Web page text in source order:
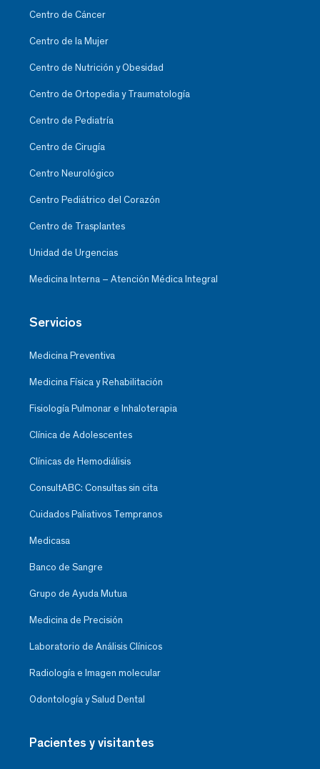
Centro de Cáncer
Centro de la Mujer
Centro de Nutrición y Obesidad
Centro de Ortopedia y Traumatología
Centro de Pediatría
Centro de Cirugía
Centro Neurológico
Centro Pediátrico del Corazón
Centro de Trasplantes
Unidad de Urgencias
Medicina Interna – Atención Médica Integral
Servicios
Medicina Preventiva
Medicina Física y Rehabilitación
Fisiología Pulmonar e Inhaloterapia
Clínica de Adolescentes
Clínicas de Hemodiálisis
ConsultABC: Consultas sin cita
Cuidados Paliativos Tempranos
Medicasa
Banco de Sangre
Grupo de Ayuda Mutua
Medicina de Precisión
Laboratorio de Análisis Clínicos
Radiología e Imagen molecular
Odontología y Salud Dental
Pacientes y visitantes